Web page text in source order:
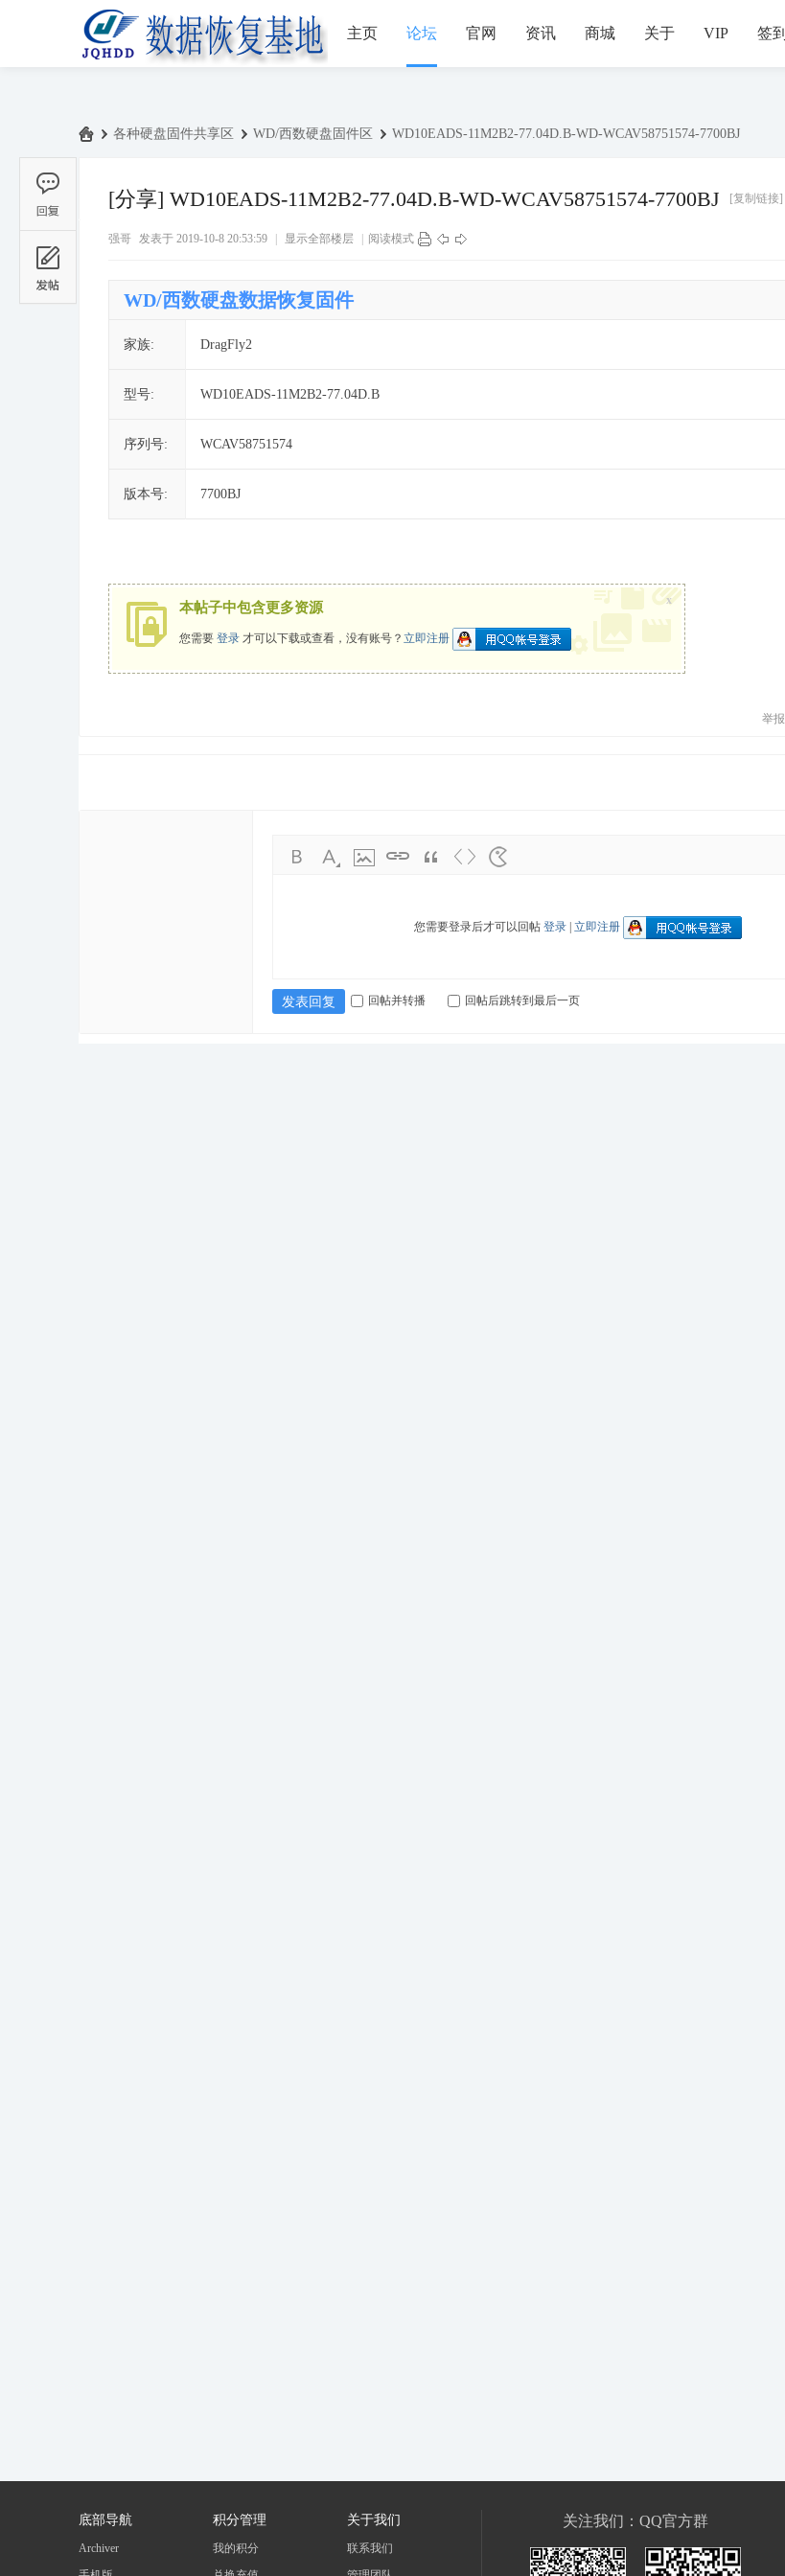
主页 论坛 官网 资讯 商城 关于 VIP 签到
› 各种硬盘固件共享区 › WD/西数硬盘固件区 › WD10EADS-11M2B2-77.04D.B-WD-WCAV58751574-7700BJ
[分享] WD10EADS-11M2B2-77.04D.B-WD-WCAV58751574-7700BJ [复制链接]
强哥 发表于 2019-10-8 20:53:59 显示全部楼层 阅读模式
WD/西数硬盘数据恢复固件
家族: DragFly2
型号: WD10EADS-11M2B2-77.04D.B
序列号: WCAV58751574
版本号: 7700BJ
本帖子中包含更多资源
您需要 登录 才可以下载或查看，没有账号？ 立即注册
x
举报
您需要登录后才可以回帖 登录| 立即注册
发表回复 回帖并转播 回帖后跳转到最后一页
底部导航
Archiver
积分管理
我的积分
关于我们
联系我们
关注我们：QQ官方群